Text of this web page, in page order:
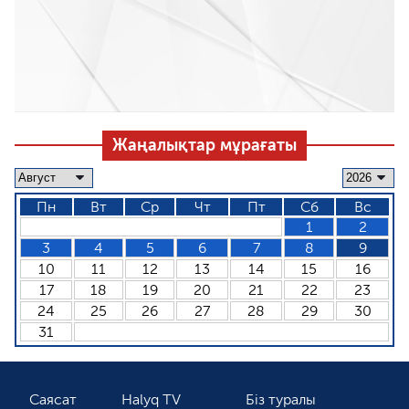
Жаңалықтар мұрағаты
Пн Вт Ср Чт Пт Сб
Вс
1
2
3
4 5 6 7 8
9
10
11 12 13 14 15
16
17
18 19 20 21 22
23
24
25 26 27 28 29
30
31
Саясат Halyq TV Біз туралы